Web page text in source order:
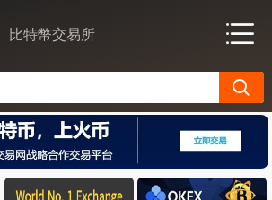
比特幣交易所